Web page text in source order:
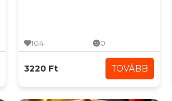
104 0
3220 Ft TOVÁBB